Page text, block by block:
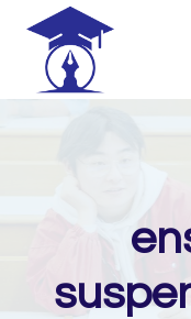
content